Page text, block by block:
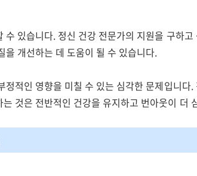
있습니다. 정신 건강 전문가의 지원을 구하고
개선하는 데 도움이 될 수 있습니다.
적인 영향을 미칠 수 있는 심각한 문제입니다.
것은 전반적인 건강을 유지하고 번아웃이 더